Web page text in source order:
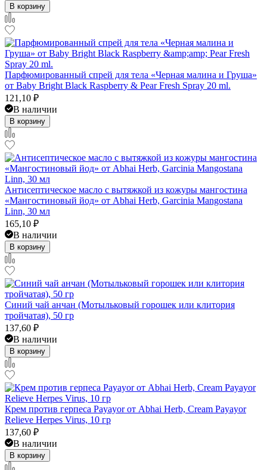
В корзину
Парфюмированный спрей для тела «Черная малина и Груша»
от Baby Bright Black Raspberry & Pear Fresh Spray 20 ml.
121,10 ₽
В наличии
В корзину
Антисептическое масло с вытяжкой из кожуры мангостина
«Мангостиновый йод» от Abhai Herb, Garcinia Mangostana
Linn, 30 мл
165,10 ₽
В наличии
В корзину
Синий чай анчан (Мотыльковый горошек или клитория
тройчатая), 50 гр
137,60 ₽
В наличии
В корзину
Крем против герпеса Payayor от Abhai Herb, Cream Payayor
Relieve Herpes Virus, 10 гр
137,60 ₽
В наличии
В корзину